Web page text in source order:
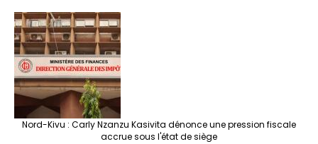
Nord-Kivu : Carly Nzanzu Kasivita dénonce une pression fiscale
accrue sous l'état de siège